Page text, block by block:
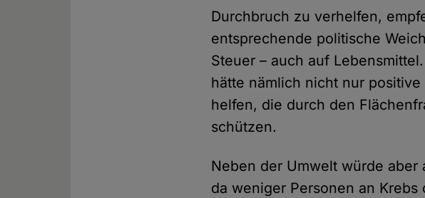
Durchbruch zu verhelfen,
entsprechende politische
Steuer – auch auf
hätte nämlich nicht nur
helfen, die durch den
schützen.
Neben der Umwelt würde
da weniger Personen an